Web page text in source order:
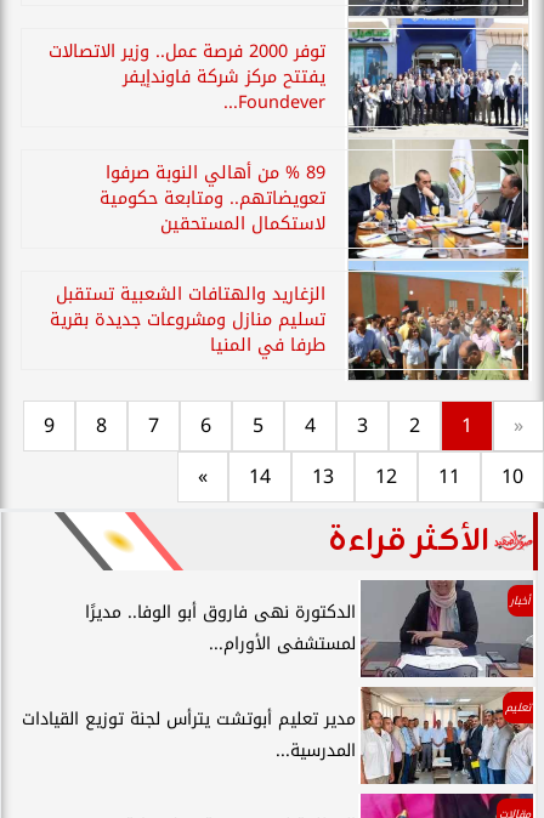
توفر 2000 فرصة عمل.. وزير الاتصالات
يفتتح مركز شركة فاوندإيفر
Foundever...
89 % من أهالي النوبة صرفوا
تعويضاتهم.. ومتابعة حكومية
لاستكمال المستحقين
الزغاريد والهتافات الشعبية تستقبل
تسليم منازل ومشروعات جديدة بقرية
طرفا في المنيا
«
1
2
3
4
5
6
7
8
9
10
11
12
13
14
»
الأكثر قراءة
أخبار
الدكتورة نهى فاروق أبو الوفا.. مديرًا
لمستشفى الأورام...
تعليم
مدير تعليم أبوتشت يترأس لجنة توزيع القيادات
المدرسية...